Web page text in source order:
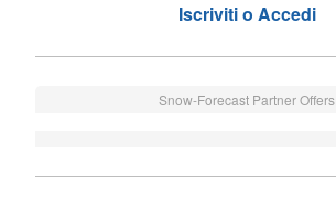
Iscriviti o Accedi
Snow-Forecast Partner Offers